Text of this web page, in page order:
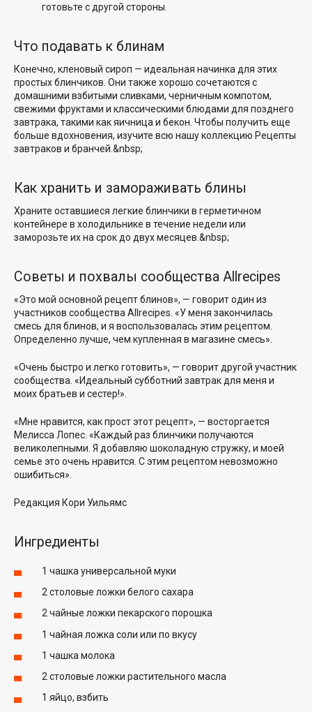
готовьте с другой стороны.
Что подавать к блинам
Конечно, кленовый сироп — идеальная начинка для этих
простых блинчиков. Они также хорошо сочетаются с
домашними взбитыми сливками, черничным компотом,
свежими фруктами и классическими блюдами для позднего
завтрака, такими какяичница и бекон . Чтобы получить еще
больше вдохновения, изучите всю нашу коллекцию Рецепты
завтраков и бранчей .&nbsp;
Как хранить и замораживать блины
Храните оставшиеся легкие блинчики в герметичном
контейнере в холодильнике в течение недели или
заморозьте их на срок до двух месяцев.&nbsp;
Советы и похвалы сообщества Allrecipes
«Это мой основной рецепт блинов», — говорит один из
участников сообщества Allrecipes. «У меня закончилась
смесь для блинов, и я воспользовалась этим рецептом.
Определенно лучше, чем купленная в магазине смесь».
«Очень быстро и легко готовить», — говорит другой участник
сообщества. «Идеальный субботний завтрак для меня и
моих братьев и сестер!».
«Мне нравится, как прост этот рецепт», — восторгается
Мелисса Лопес . «Каждый раз блинчики получаются
великолепными. Я добавляю шоколадную стружку, и моей
семье это очень нравится. С этим рецептом невозможно
ошибиться».
Редакция Кори Уильямс
Ингредиенты
1 чашка универсальной муки
2 столовые ложки белого сахара
2 чайные ложки пекарского порошка
1 чайная ложка соли или по вкусу
1 чашка молока
2 столовые ложки растительного масла
1 яйцо, взбить